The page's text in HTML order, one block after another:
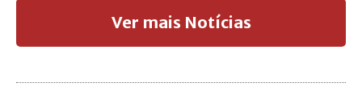
Ver mais Notícias